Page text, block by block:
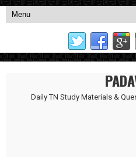
Daily TN Study Materials &